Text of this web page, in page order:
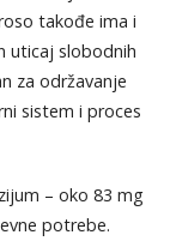
takođe ima i
uticaj slobodnih
za održavanje
sistem i proces
– oko 83 mg
potrebe.